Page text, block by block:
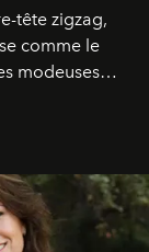
tête zigzag,
comme le
modeuses